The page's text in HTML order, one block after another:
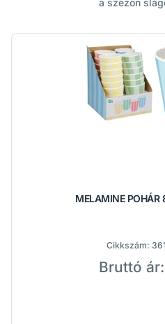
a szezon
MELAMINE
Cikkszám:
Bruttó ár: